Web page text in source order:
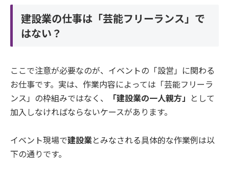
建設業の仕事は「芸能フリーランス」で
はない？
ここで注意が必要なのが、イベントの「設営」に関わる
お仕事です。実は、作業内容によっては「芸能フリーラ
ンス」の枠組みではなく、
「建設業の一人親方」 として
加入しなければならないケースがあります。
イベント現場で建設業とみなされる具体的な作業例は以
下の通りです。